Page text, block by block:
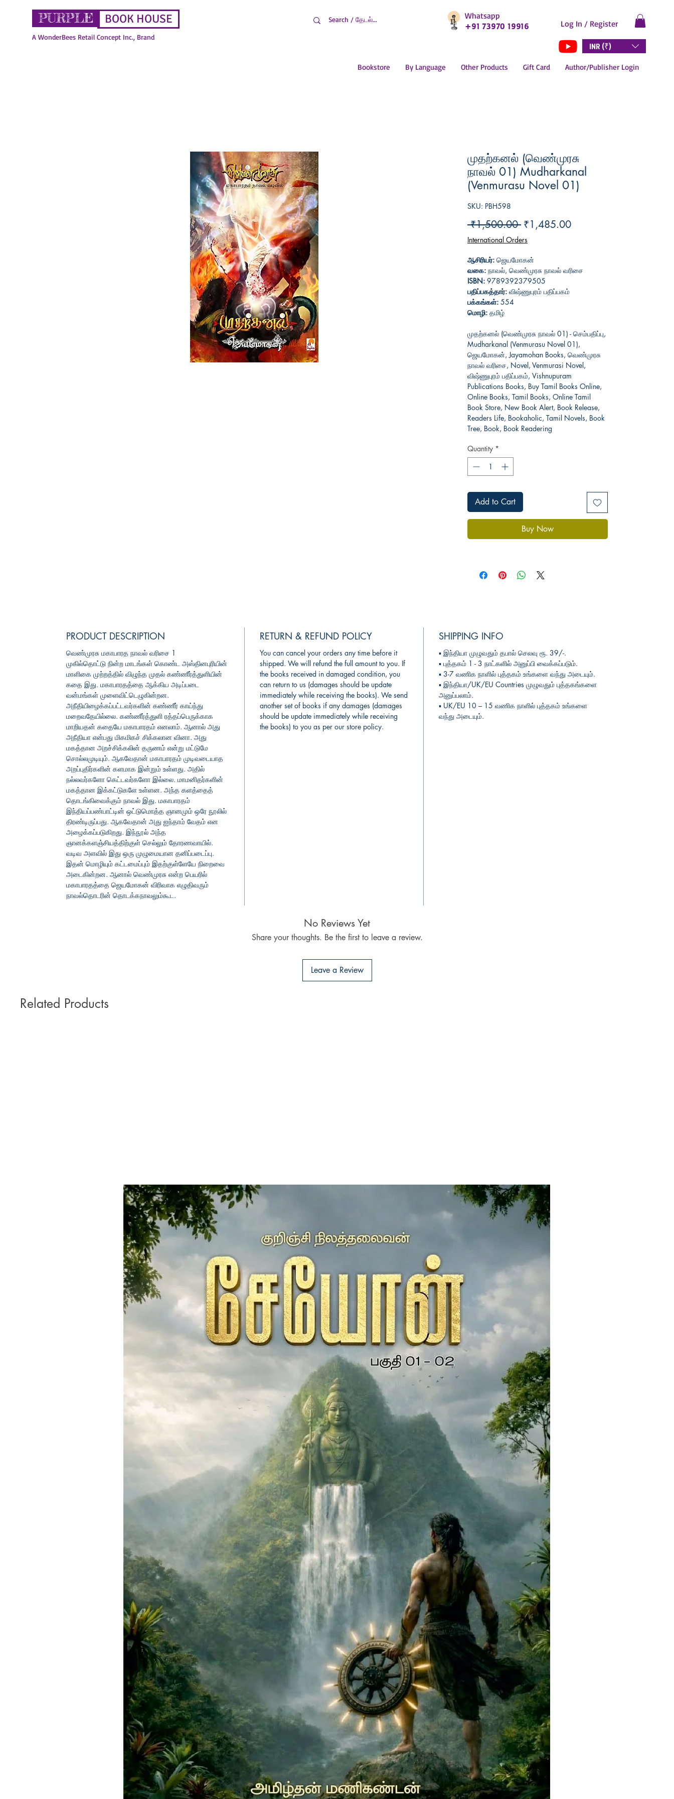
BOOK HOUSE
PURPLE
A WonderBees Retail Concept Inc., Brand
Whatsapp
+91 73970 19916
Log In / Register
INR (₹)
Bookstore By Language Other Products Gift Card Author/Publisher Login
முதற்கனல் (வெண்முரசு
நாவல் 01) Mudharkanal
(Venmurasu Novel 01)
SKU: PBH598
₹1,500.00 Regular
Price
₹1,485.00Sale
International Orders
ஆசிரியர்: ஜெயமோகன்
வகை: நாவல், வெண்முரசு நாவல் வரிசை
ISBN: 9789392379505
பதிப்பகத்தார்: விஷ்ணுபுரம் பதிப்பகம்
பக்கங்கள்: 554
மொழி: தமிழ்
முதற்கனல் (வெண்முரசு நாவல் 01) - செம்பதிப்பு,
Mudharkanal (Venmurasu Novel 01),
ஜெயமோகன், Jayamohan Books, வெண்முரசு
நாவல் வரிசை, Novel, Venmurasi Novel,
விஷ்ணுபுரம் பதிப்பகம், Vishnupuram
Publications Books, Buy Tamil Books Online,
Online Books, Tamil Books, Online Tamil
Book Store, New Book Alert, Book Release,
Readers Life, Bookaholic, Tamil Novels, Book
Tree, Book, Book Readering
Quantity *
Add to Cart
Buy Now
PRODUCT DESCRIPTION
வெண்முரசு மகாபாரத நாவல் வரிசை 1
முகில்தொட்டு நின்ற மாடங்கள் கொண்ட அஸ்தினபுரியின்
மாளிகை முற்றத்தில் விழுந்த முதல் கண்ணீர்த்துளியின்
கதை இது. மகாபாரதத்தை ஆக்கிய அடிப்படை
வன்மங்கள் முளைவிட்டெழுகின்றன.
அநீதியிழைக்கப்பட்டவர்களின் கண்ணீர் காய்ந்து
மறைவதேயில்லை. கண்ணீர்த்துளி ரத்தப்பெருக்காக
மாறியதன் கதையே மகாபாரதம் எனலாம். ஆனால் அது
அநீதியா என்பது மிகமிகச் சிக்கலான வினா. அது
மகத்தான அறச்சிக்கலின் தருணம் என்று மட்டுமே
சொல்லமுடியும். ஆகவேதான் மகாபாரதம் முடிவடையாத
அறப்புதிர்களின் களமாக இன்றும் உள்ளது. அதில்
நல்லவர்களோ கெட்டவர்களோ இல்லை. மாமனிதர்களின்
மகத்தான இக்கட்டுகளே உள்ளன. அந்த களத்தைத்
தொடங்கிவைக்கும் நாவல் இது. மகாபாரதம்
இந்தியப்பண்பாட்டின் ஒட்டுமொத்த ஞானமும் ஒரே நூலில்
திரண்டிருப்பது. ஆகவேதான் அது ஐந்தாம் வேதம் என
அழைக்கப்படுகிறது. இந்நூல் அந்த
ஞானக்களஞ்சியத்திற்குள் செல்லும் தோரணவாயில்.
வடிவ அளவில் இது ஒரு முழுமையான தனிப்படைப்பு.
இதன் மொழியும் கட்டமைப்பும் இதற்குள்ளேயே நிறைவை
அடைகின்றன. ஆனால் வெண்முரசு என்ற பெயரில்
மகாபாரதத்தை ஜெயமோகன் விரிவாக எழுதிவரும்
நாவல்தொடரின் தொடக்கநாவலும்கூட.
RETURN & REFUND POLICY
You can cancel your orders any time before it
shipped. We will refund the full amount to you. If
the books received in damaged condition, you
can return to us (damages should be update
immediately while receiving the books). We send
another set of books if any damages (damages
should be update immediately while receiving
the books) to you as per our store policy.
SHIPPING INFO
▪︎ இந்தியா முழுவதும் தபால் செலவு ரூ. 39/-.
▪︎ புத்தகம்1 - 3 நாட்களில் அனுப்பி வைக்கப்படும்.
▪︎ 3-7 வணிக நாளில் புத்தகம் உங்களை வந்து அடையும்.
▪︎ இந்தியா/UK/EU Countries முழுவதும் புத்தகங்களை
அனுப்பலாம்.
▪︎ UK/EU 10 – 15 வணிக நாளில் புத்தகம் உங்களை
வந்து அடையும்.
No Reviews Yet
Share your thoughts. Be the first to leave a review.
Leave a Review
Related Products